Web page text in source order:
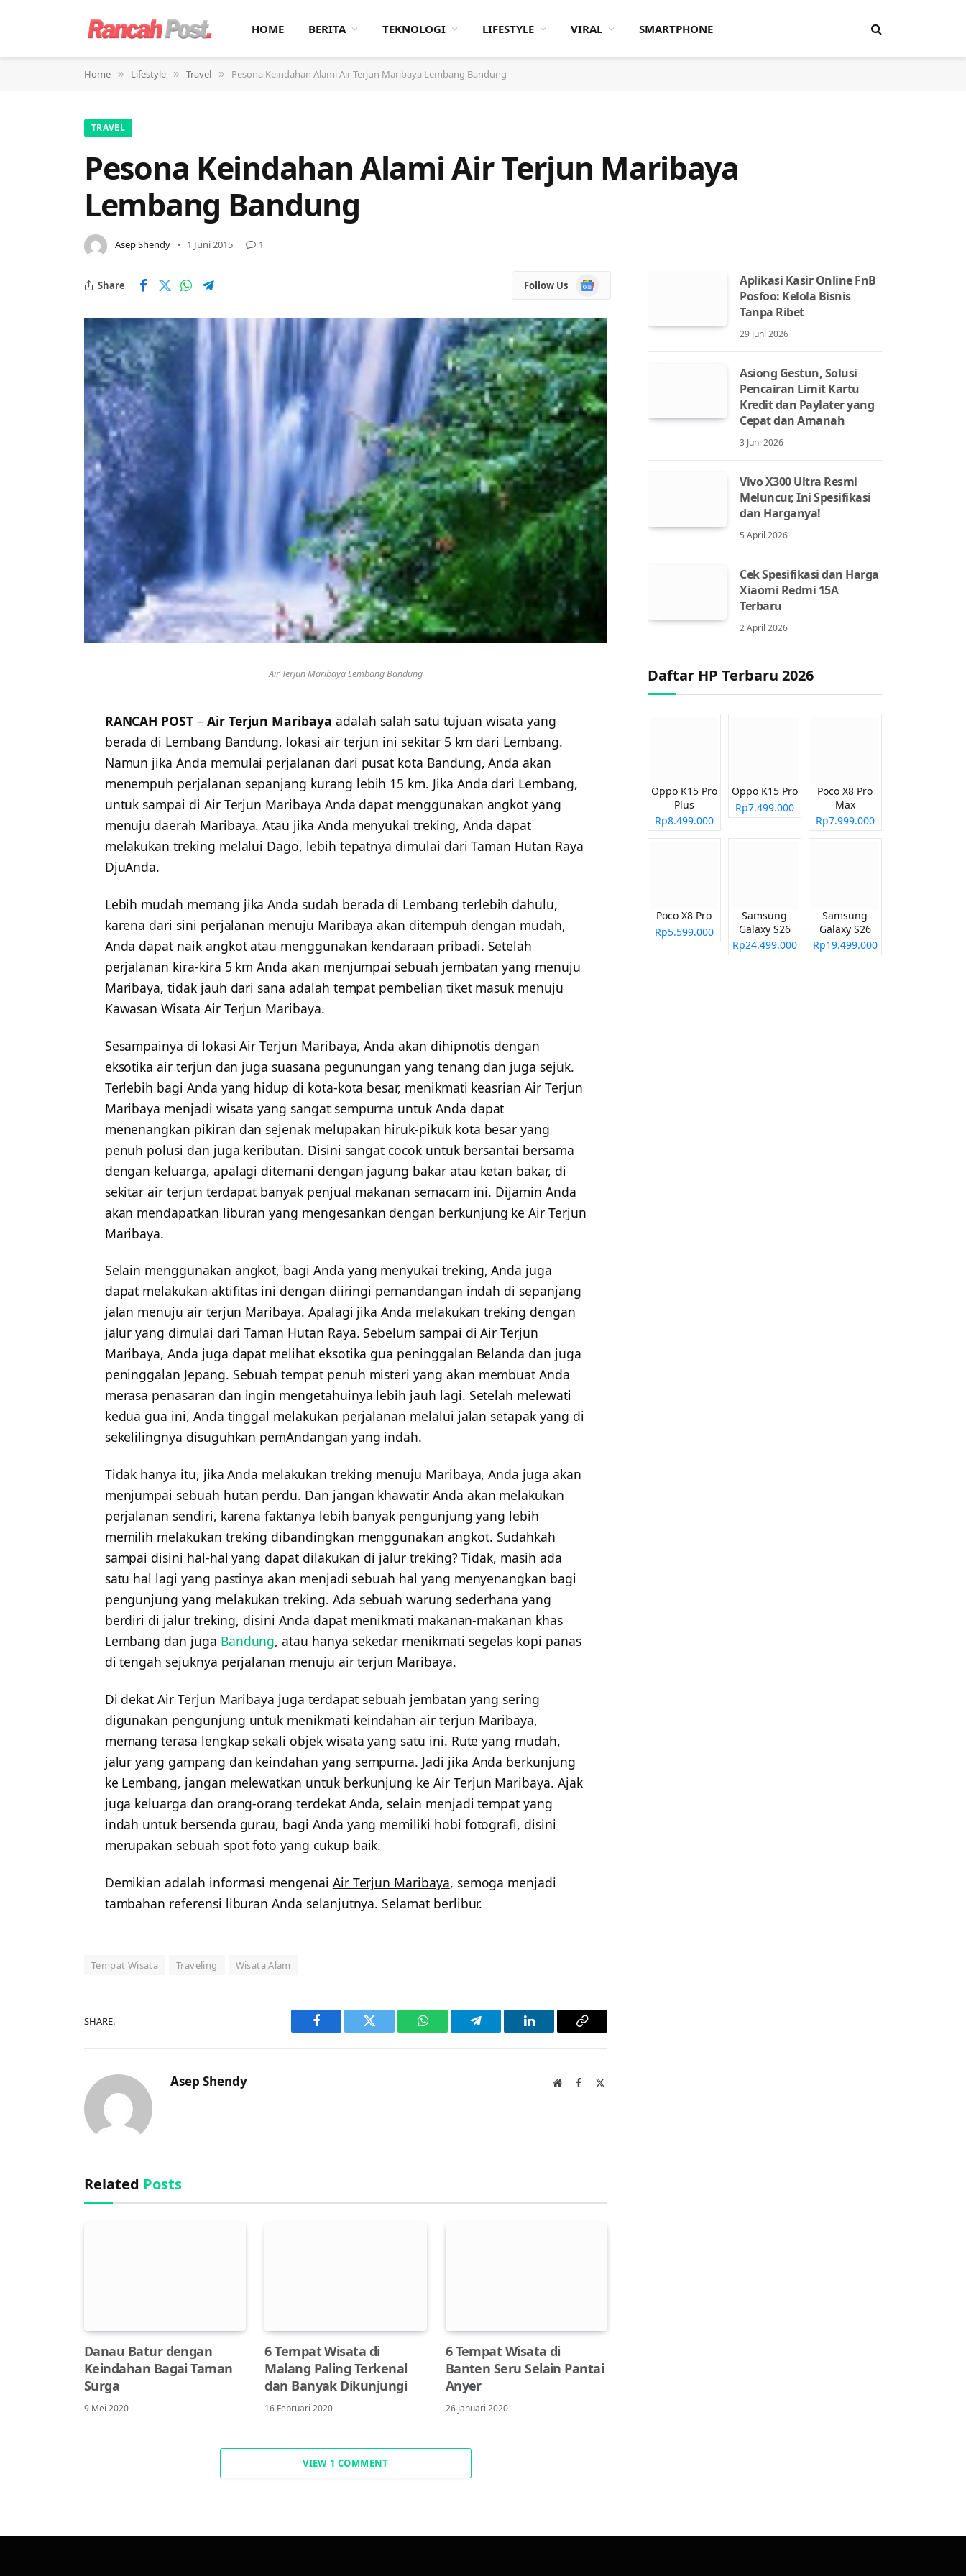
HOME BERITA TEKNOLOGI LIFESTYLE VIRAL SMARTPHONE
Home » Lifestyle » Travel » Pesona Keindahan Alami Air Terjun Maribaya Lembang Bandung
TRAVEL
Pesona Keindahan Alami Air Terjun Maribaya
Lembang Bandung
Asep Shendy 1 Juni 2015 1
Share Follow Us
Google
News
Air Terjun Maribaya Lembang Bandung
RANCAH POST – Air Terjun Maribaya adalah salah satu tujuan wisata yang
berada di Lembang Bandung, lokasi air terjun ini sekitar 5 km dari Lembang.
Namun jika Anda memulai perjalanan dari pusat kota Bandung, Anda akan
menempuh perjalanan sepanjang kurang lebih 15 km. Jika Anda dari Lembang,
untuk sampai di Air Terjun Maribaya Anda dapat menggunakan angkot yang
menuju daerah Maribaya. Atau jika Anda menyukai treking, Anda dapat
melakukan treking melalui Dago, lebih tepatnya dimulai dari Taman Hutan Raya
DjuAnda.
Lebih mudah memang jika Anda sudah berada di Lembang terlebih dahulu,
karena dari sini perjalanan menuju Maribaya akan ditempuh dengan mudah,
Anda dapat naik angkot atau menggunakan kendaraan pribadi. Setelah
perjalanan kira-kira 5 km Anda akan menjumpai sebuah jembatan yang menuju
Maribaya, tidak jauh dari sana adalah tempat pembelian tiket masuk menuju
Kawasan Wisata Air Terjun Maribaya.
Sesampainya di lokasi Air Terjun Maribaya, Anda akan dihipnotis dengan
eksotika air terjun dan juga suasana pegunungan yang tenang dan juga sejuk.
Terlebih bagi Anda yang hidup di kota-kota besar, menikmati keasrian Air Terjun
Maribaya menjadi wisata yang sangat sempurna untuk Anda dapat
menenangkan pikiran dan sejenak melupakan hiruk-pikuk kota besar yang
penuh polusi dan juga keributan. Disini sangat cocok untuk bersantai bersama
dengan keluarga, apalagi ditemani dengan jagung bakar atau ketan bakar, di
sekitar air terjun terdapat banyak penjual makanan semacam ini. Dijamin Anda
akan mendapatkan liburan yang mengesankan dengan berkunjung ke Air Terjun
Maribaya.
Selain menggunakan angkot, bagi Anda yang menyukai treking, Anda juga
dapat melakukan aktifitas ini dengan diiringi pemandangan indah di sepanjang
jalan menuju air terjun Maribaya. Apalagi jika Anda melakukan treking dengan
jalur yang dimulai dari Taman Hutan Raya. Sebelum sampai di Air Terjun
Maribaya, Anda juga dapat melihat eksotika gua peninggalan Belanda dan juga
peninggalan Jepang. Sebuah tempat penuh misteri yang akan membuat Anda
merasa penasaran dan ingin mengetahuinya lebih jauh lagi. Setelah melewati
kedua gua ini, Anda tinggal melakukan perjalanan melalui jalan setapak yang di
sekelilingnya disuguhkan pemAndangan yang indah.
Tidak hanya itu, jika Anda melakukan treking menuju Maribaya, Anda juga akan
menjumpai sebuah hutan perdu. Dan jangan khawatir Anda akan melakukan
perjalanan sendiri, karena faktanya lebih banyak pengunjung yang lebih
memilih melakukan treking dibandingkan menggunakan angkot. Sudahkah
sampai disini hal-hal yang dapat dilakukan di jalur treking? Tidak, masih ada
satu hal lagi yang pastinya akan menjadi sebuah hal yang menyenangkan bagi
pengunjung yang melakukan treking. Ada sebuah warung sederhana yang
berdiri di jalur treking, disini Anda dapat menikmati makanan-makanan khas
Lembang dan juga Bandung, atau hanya sekedar menikmati segelas kopi panas
di tengah sejuknya perjalanan menuju air terjun Maribaya.
Di dekat Air Terjun Maribaya juga terdapat sebuah jembatan yang sering
digunakan pengunjung untuk menikmati keindahan air terjun Maribaya,
memang terasa lengkap sekali objek wisata yang satu ini. Rute yang mudah,
jalur yang gampang dan keindahan yang sempurna. Jadi jika Anda berkunjung
ke Lembang, jangan melewatkan untuk berkunjung ke Air Terjun Maribaya. Ajak
juga keluarga dan orang-orang terdekat Anda, selain menjadi tempat yang
indah untuk bersenda gurau, bagi Anda yang memiliki hobi fotografi, disini
merupakan sebuah spot foto yang cukup baik.
Demikian adalah informasi mengenai Air Terjun Maribaya, semoga menjadi
tambahan referensi liburan Anda selanjutnya. Selamat berlibur.
Tempat Wisata Traveling Wisata Alam
SHARE.
Facebook Twitter WhatsAppTelegram LinkedIn Copy
Asep Shendy WebsiteFacebook
Related Posts
Danau Batur dengan
Keindahan Bagai Taman
Surga
9 Mei 2020
6 Tempat Wisata di
Malang Paling Terkenal
dan Banyak Dikunjungi
16 Februari 2020
6 Tempat Wisata di
Banten Seru Selain Pantai
Anyer
26 Januari 2020
VIEW 1 COMMENT
Aplikasi Kasir Online FnB
Posfoo: Kelola Bisnis
Tanpa Ribet
29 Juni 2026
Asiong Gestun, Solusi
Pencairan Limit Kartu
Kredit dan Paylater yang
Cepat dan Amanah
3 Juni 2026
Vivo X300 Ultra Resmi
Meluncur, Ini Spesifikasi
dan Harganya!
5 April 2026
Cek Spesifikasi dan Harga
Xiaomi Redmi 15A
Terbaru
2 April 2026
Daftar HP Terbaru 2026
Oppo K15 Pro
Plus
Rp8.499.000
Oppo K15 Pro
Rp7.499.000
Poco X8 Pro
Max
Rp7.999.000
Poco X8 Pro
Rp5.599.000
Samsung
Galaxy S26
Ultra
Rp24.499.000
Samsung
Galaxy S26
Plus
Rp19.499.000